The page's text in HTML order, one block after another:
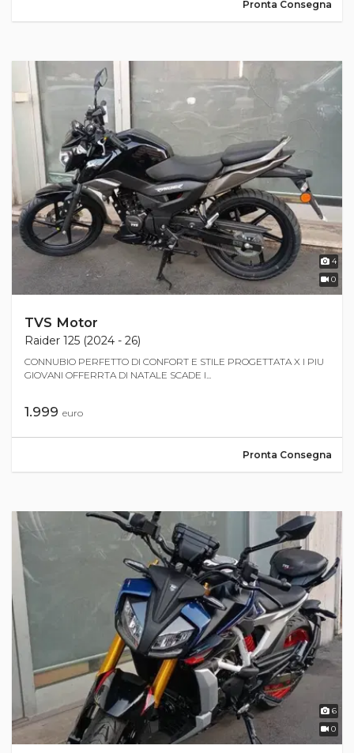
Pronta Consegna
4
0
TVS Motor
Raider 125 (2024 - 26)
CONNUBIO PERFETTO DI CONFORT E STILE PROGETTATA X I PIU
GIOVANI OFFERRTA DI NATALE SCADE I...
1.999 euro
Pronta Consegna
6
0